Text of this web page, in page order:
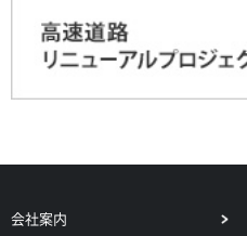
会社案内